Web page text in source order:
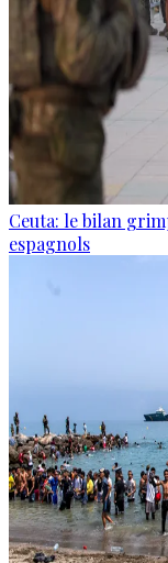
Ceuta: le bilan
espagnols